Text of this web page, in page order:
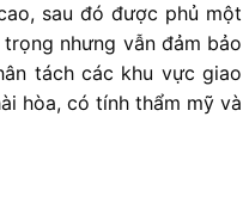
sau đóđược phủ một
trọng nhưng vẫn đảm bảo
táchcác khu vựcgiao
hòa, có tính thẩm mỹvà